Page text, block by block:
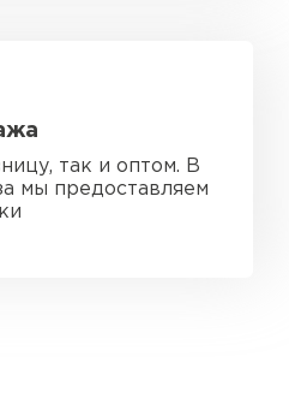
так и оптом. В
мы предоставляем